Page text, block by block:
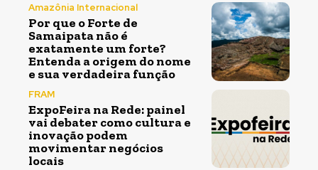
Amazônia Internacional
Por que o Forte de
Samaipata não é
exatamente um forte?
Entenda a origem do nome
e sua verdadeira função
FRAM
ExpoFeira na Rede: painel
vai debater como cultura e
inovação podem
movimentar negócios
locais